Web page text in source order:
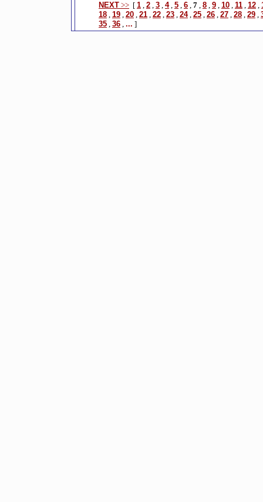
NEXT >> [ 1 , 2 , 3 , 4, 5 , 6 , 7 , 8 , 9 , 10 , 11 , 12 ,
18 , 19 , 20 , 21 , 22 , 23 , 24, 25 , 26 , 27 , 28 , 29 ,
35 , 36 , ... ]